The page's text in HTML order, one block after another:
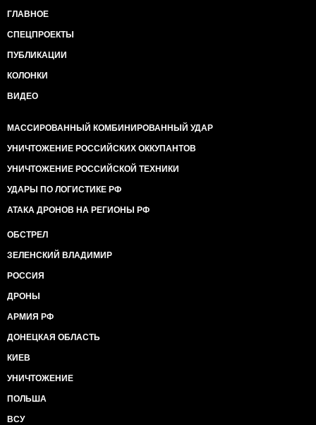
ГЛАВНОЕ
СПЕЦПРОЕКТЫ
ПУБЛИКАЦИИ
КОЛОНКИ
ВИДЕО
МАССИРОВАННЫЙ КОМБИНИРОВАННЫЙ УДАР
УНИЧТОЖЕНИЕ РОССИЙСКИХ ОККУПАНТОВ
УНИЧТОЖЕНИЕ РОССИЙСКОЙ ТЕХНИКИ
УДАРЫ ПО ЛОГИСТИКЕ РФ
АТАКА ДРОНОВ НА РЕГИОНЫ РФ
ОБСТРЕЛ
ЗЕЛЕНСКИЙ ВЛАДИМИР
РОССИЯ
ДРОНЫ
АРМИЯ РФ
ДОНЕЦКАЯ ОБЛАСТЬ
КИЕВ
УНИЧТОЖЕНИЕ
ПОЛЬША
ВСУ